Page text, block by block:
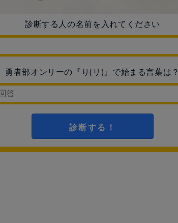
診断する人の名前を入れてください
勇者部オンリーの『り(リ)』で始まる言葉は？
診断する！